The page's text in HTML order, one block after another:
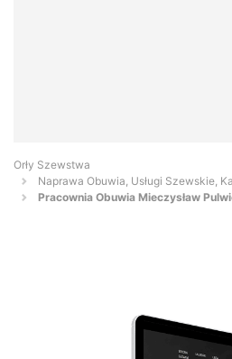
Orły Szewstwa
Naprawa Obuwia, Usługi Szewskie,
Pracownia Obuwia Mieczysław